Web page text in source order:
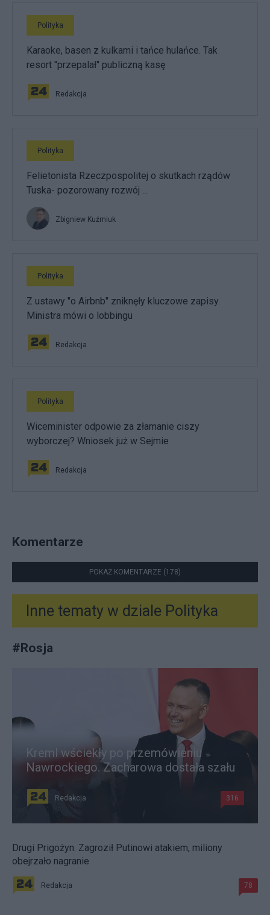
Polityka
Karaoke, basen z kulkami i tańce hulańce. Tak
resort "przepalał" publiczną kasę
Redakcja
Polityka
Felietonista Rzeczpospolitej o skutkach rządów
Tuska- pozorowany rozwój ...
Zbigniew Kuźmiuk
Polityka
Z ustawy "o Airbnb" zniknęły kluczowe zapisy.
Ministra mówi o lobbingu
Redakcja
Polityka
Wiceminister odpowie za złamanie ciszy
wyborczej? Wniosek już w Sejmie
Redakcja
Komentarze
POKAŻ KOMENTARZE (178)
Inne tematy w dziale Polityka
#Rosja
Kreml wściekły po przemówieniu
Nawrockiego. Zacharowa dostała szału
Redakcja 316
Drugi Prigożyn. Zagroził Putinowi atakiem, miliony
obejrzało nagranie
Redakcja 78